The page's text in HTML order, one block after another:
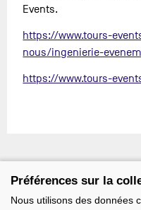
Events.
https://www.tours-
nous/ingenierie-
https://www.tours-
Préférences sur la
Nous utilisons des données